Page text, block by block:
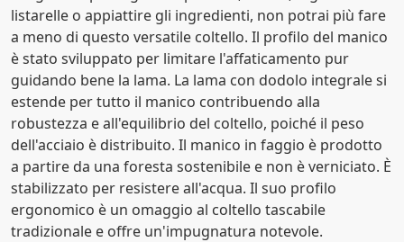
listarelle o appiattire gli ingredienti, non potrai più fare
a meno di questo versatile coltello. Il profilo del manico
è stato sviluppato per limitare l'affaticamento pur
guidando bene la lama. La lama con dodolo integrale si
estende per tutto il manico contribuendo alla
robustezza e all'equilibrio del coltello, poiché il peso
dell'acciaio è distribuito. Il manico in faggio è prodotto
a partire da una foresta sostenibile e non è verniciato. È
stabilizzato per resistere all'acqua. Il suo profilo
ergonomico è un omaggio al coltello tascabile
tradizionale e offre un'impugnatura notevole.